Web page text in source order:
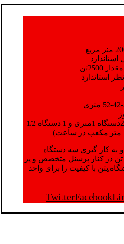
استاندارد
3 دستگاه بچینگ لیپهر(2دستگاه 1متری و 1 دستگاه 1/2
به کار گیری سه دستگاه
بچینگ پلانت با ظرفیت 2500 تن در کنار پرسنل متخصص و پر
با کیفیت را برای واحد
TwitterFacebook